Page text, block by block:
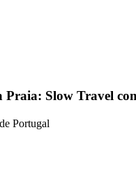
Slow Travel
Portugal